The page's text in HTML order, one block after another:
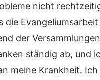
nicht
die
der
ständig ab, und
meine Krankheit.